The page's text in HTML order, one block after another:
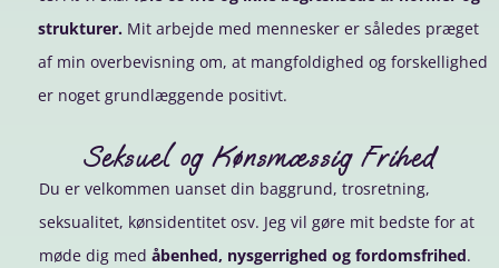
strukturer. Mit arbejde med mennesker er således præget
af min overbevisning om, at mangfoldighed og forskellighed
er noget grundlæggende positivt.
Seksuel og Kønsmæssig Frihed
Du er velkommen uanset din baggrund, trosretning,
seksualitet, kønsidentitet osv. Jeg vil gøre mit bedste for at
møde dig med åbenhed, nysgerrighed og fordomsfrihed.